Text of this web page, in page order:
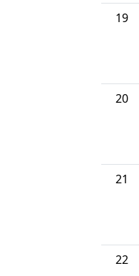
19
20
21
22